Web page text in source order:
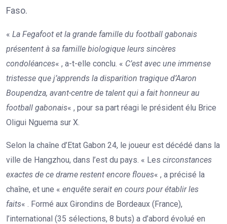
Faso.
« La Fegafoot et la grande famille du football gabonais
présentent à sa famille biologique leurs sincères
condoléances« , a-t-elle conclu. « C’est avec une immense
tristesse que j’apprends la disparition tragique d’Aaron
Boupendza, avant-centre de talent qui a fait honneur au
football gabonais« , pour sa part réagi le président élu Brice
Oligui Nguema sur X.
Selon la chaîne d’Etat Gabon 24, le joueur est décédé dans la
ville de Hangzhou, dans l’est du pays. « Les circonstances
exactes de ce drame restent encore floues« , a précisé la
chaîne, et une « enquête serait en cours pour établir les
faits« . Formé aux Girondins de Bordeaux (France),
l’international (35 sélections, 8 buts) a d’abord évolué en